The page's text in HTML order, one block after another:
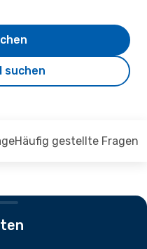
suchen
Häufig gestellte Fragen